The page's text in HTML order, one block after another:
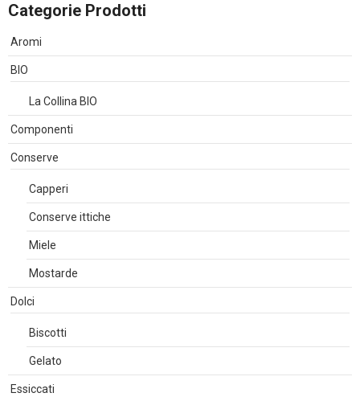
Categorie Prodotti
Aromi
BIO
La Collina BIO
Componenti
Conserve
Capperi
Conserve ittiche
Miele
Mostarde
Dolci
Biscotti
Gelato
Essiccati